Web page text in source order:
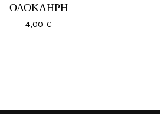
ΟΛΟΚΛΗΡΗ
4,00 €